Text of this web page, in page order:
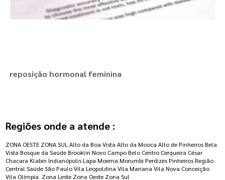
reposição hormonal feminina
Regiões onde a atende :
ZONA OESTE ZONA SUL Alto da Boa Vista Alto da Mooca Alto de Pinheiros Bela
Vista Bosque da Saúde Brooklin Novo Campo Belo Centro Cerqueira César
Chacara Klabin Indianópolis Lapa Moema Morumbi Perdizes Pinheiros Região
Central Saúde São Paulo Vila Leopoldina Vila Mariana Vila Nova Conceição
Vila Olímpia Zona Leste Zona Oeste Zona Sul